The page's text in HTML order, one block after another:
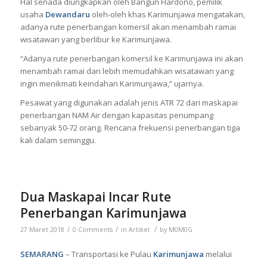
usaha Dewandaru oleh-oleh khas Karimunjawa mengatakan,
adanya rute penerbangan komersil akan menambah ramai
wisatawan yang berlibur ke Karimunjawa.
“Adanya rute penerbangan komersil ke Karimunjawa ini akan
menambah ramai dan lebih memudahkan wisatawan yang
ingin menikmati keindahan Karimunjawa,” ujarnya.
Pesawat yang digunakan adalah jenis ATR 72 dari maskapai
penerbangan NAM Air dengan kapasitas penumpang
sebanyak 50-72 orang. Rencana frekuensi penerbangan tiga
kali dalam seminggu.
Dua Maskapai Incar Rute
Penerbangan Karimunjawa
27 Maret 2018 / 0 Comments / in Artikel / by M0M0G
SEMARANG – Transportasi ke Pulau Karimunjawa melalui